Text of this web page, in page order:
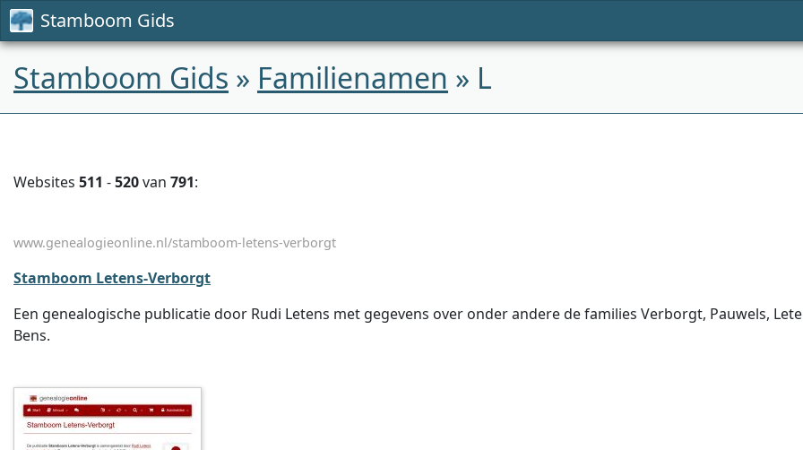
Stamboom Gids
Stamboom Gids » Familienamen » L
Websites 511 -520van 791:
www.genealogieonline.nl/stamboom-letens-verborgt
Stamboom Letens-Verborgt
Een genealogische publicatie door Rudi Letens met gegevens over onder andere de families Verborgt, Pauwels,
Bens.